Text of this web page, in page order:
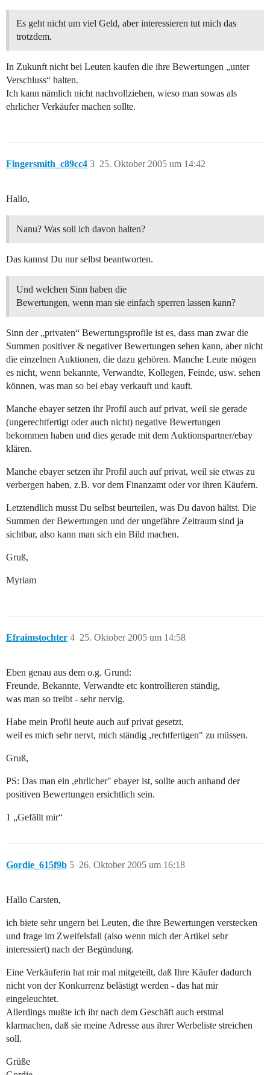
Es geht nicht um viel Geld, aber interessieren tut mich das
trotzdem.
In Zukunft nicht bei Leuten kaufen die ihre Bewertungen „unter
Verschluss“ halten.
Ich kann nämlich nicht nachvollziehen, wieso man sowas als
ehrlicher Verkäufer machen sollte.
Fingersmith_c89cc4 25. Oktober 2005 um 14:42
3
Hallo,
Nanu? Was soll ich davon halten?
Das kannst Du nur selbst beantworten.
Und welchen Sinn haben die
Bewertungen, wenn man sie einfach sperren lassen kann?
Sinn der „privaten“ Bewertungsprofile ist es, dass man zwar die
Summen positiver & negativer Bewertungen sehen kann, aber nicht
die einzelnen Auktionen, die dazu gehören. Manche Leute mögen
es nicht, wenn bekannte, Verwandte, Kollegen, Feinde, usw. sehen
können, was man so bei ebay verkauft und kauft.
Manche ebayer setzen ihr Profil auch auf privat, weil sie gerade
(ungerechtfertigt oder auch nicht) negative Bewertungen
bekommen haben und dies gerade mit dem Auktionspartner/ebay
klären.
Manche ebayer setzen ihr Profil auch auf privat, weil sie etwas zu
verbergen haben, z.B. vor dem Finanzamt oder vor ihren Käufern.
Letztendlich musst Du selbst beurteilen, was Du davon hältst. Die
Summen der Bewertungen und der ungefähre Zeitraum sind ja
sichtbar, also kann man sich ein Bild machen.
Gruß,
Myriam
Efraimstochter 25. Oktober 2005 um 14:58
4
Eben genau aus dem o.g. Grund:
Freunde, Bekannte, Verwandte etc kontrollieren ständig,
was man so treibt - sehr nervig.
Habe mein Profil heute auch auf privat gesetzt,
weil es mich sehr nervt, mich ständig ,rechtfertigen" zu müssen.
Gruß,
PS: Das man ein ,ehrlicher" ebayer ist, sollte auch anhand der
positiven Bewertungen ersichtlich sein.
1 „Gefällt mir“
Gordie_615f9b 26. Oktober 2005 um 16:18
5
Hallo Carsten,
ich biete sehr ungern bei Leuten, die ihre Bewertungen verstecken
und frage im Zweifelsfall (also wenn mich der Artikel sehr
interessiert) nach der Begündung.
Eine Verkäuferin hat mir mal mitgeteilt, daß Ihre Käufer dadurch
nicht von der Konkurrenz belästigt werden - das hat mir
eingeleuchtet.
Allerdings mußte ich ihr nach dem Geschäft auch erstmal
klarmachen, daß sie meine Adresse aus ihrer Werbeliste streichen
soll.
Grüße